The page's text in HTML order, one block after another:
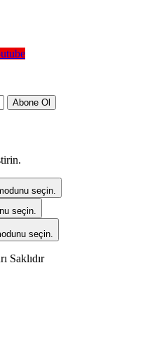
Abone Ol
seçin.
seçin.
seçin.
Saklıdır